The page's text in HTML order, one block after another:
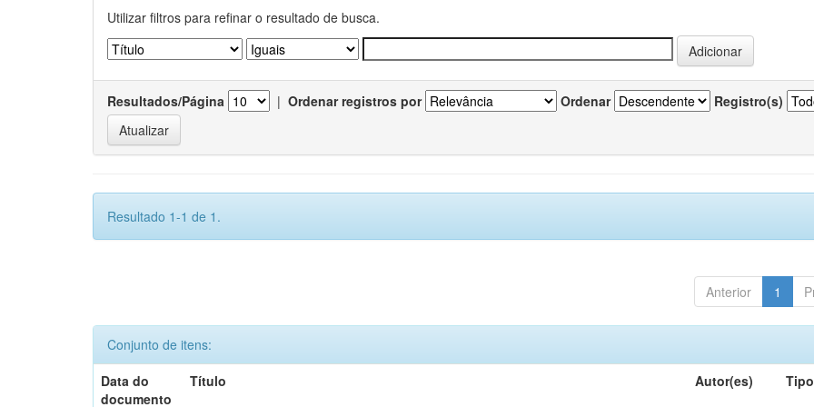
Utilizar filtros para refinar o resultado de busca.
Resultados/Página | Ordenar registros por Ordenar Registro(s)
Resultado 1-1 de 1.
Anterior 1
Conjunto de itens:
Data do
documento
Título Autor(es) Tipo